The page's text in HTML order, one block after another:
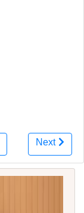
Next